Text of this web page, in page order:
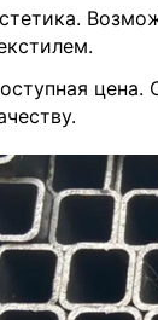
цена.